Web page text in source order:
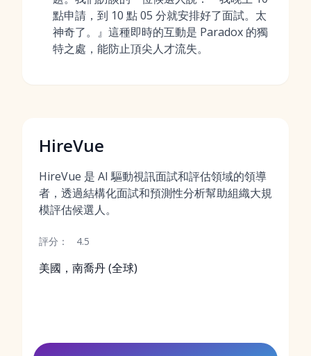
點申請，到 10 點 05 分就安排好了面試。太
神奇了。』這種即時的互動是 Paradox 的獨
特之處，能防止頂尖人才流失。
HireVue
HireVue 是 AI 驅動視訊面試和評估領域的領導
者，透過結構化面試和預測性分析幫助組織大規
模評估候選人。
評分： 4.5
美國，南喬丹 (全球)